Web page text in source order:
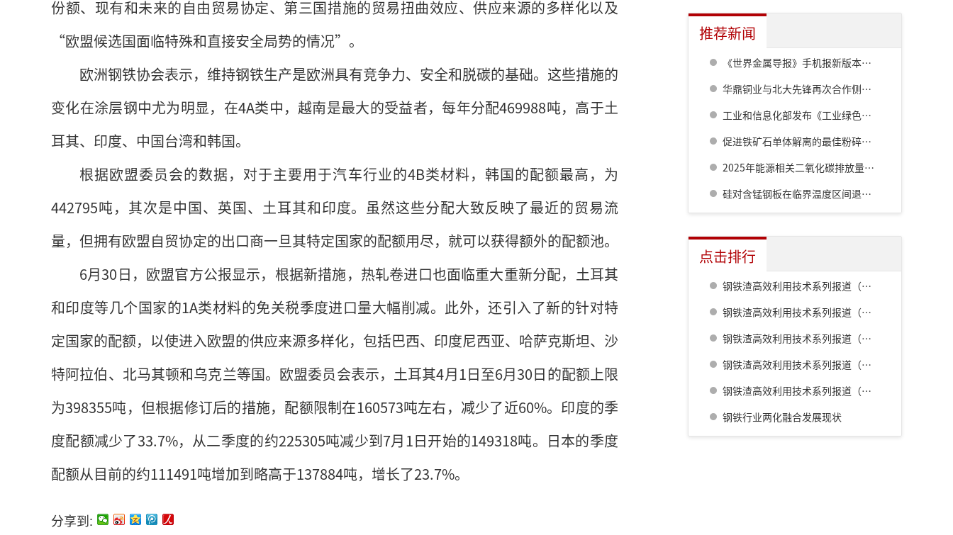
份额、现有和未来的自由贸易协定、第三国措施的贸易扭曲效应、供应来源的多样化以及
“欧盟候选国面临特殊和直接安全局势的情况”。
欧洲钢铁协会表示，维持钢铁生产是欧洲具有竞争力、安全和脱碳的基础。这些措施的
变化在涂层钢中尤为明显，在4A类中，越南是最大的受益者，每年分配469988吨，高于土
耳其、印度、中国台湾和韩国。
根据欧盟委员会的数据，对于主要用于汽车行业的4B类材料，韩国的配额最高，为
442795吨，其次是中国、英国、土耳其和印度。虽然这些分配大致反映了最近的贸易流
量，但拥有欧盟自贸协定的出口商一旦其特定国家的配额用尽，就可以获得额外的配额池。
6月30日，欧盟官方公报显示，根据新措施，热轧卷进口也面临重大重新分配，土耳其
和印度等几个国家的1A类材料的免关税季度进口量大幅削减。此外，还引入了新的针对特
定国家的配额，以使进入欧盟的供应来源多样化，包括巴西、印度尼西亚、哈萨克斯坦、沙
特阿拉伯、北马其顿和乌克兰等国。欧盟委员会表示，土耳其4月1日至6月30日的配额上限
为398355吨，但根据修订后的措施，配额限制在160573吨左右，减少了近60%。印度的季
度配额减少了33.7%，从二季度的约225305吨减少到7月1日开始的149318吨。日本的季度
配额从目前的约111491吨增加到略高于137884吨，增长了23.7%。
分享到:
推荐新闻
《世界金属导报》手机报新版本发布，免费下载，免费看
华鼎铜业与北大先锋再次合作侧吹炉配套6000立方制氧项目
工业和信息化部发布《工业绿色低碳发展“十五五”规划》
促进铁矿石单体解离的最佳粉碎方法研究
2025年能源相关二氧化碳排放量同比增长0.4%至381亿吨
硅对含锰钢板在临界温度区间退火过程中残余奥氏体形成行为的影响
点击排行
钢铁渣高效利用技术系列报道（一） 室兰钢铁厂用钢渣骨料配制重混凝土的研究
钢铁渣高效利用技术系列报道（二） 鹿岛钢铁厂钢铁渣利用技术的开发
钢铁渣高效利用技术系列报道（五） 八幡厂钢铁渣的利用
钢铁渣高效利用技术系列报道（三） 名古屋厂铁水预处理炉渣肥料化的开发
钢铁渣高效利用技术系列报道（四） 广畑厂灰石材生产利用技术的开发
钢铁行业两化融合发展现状